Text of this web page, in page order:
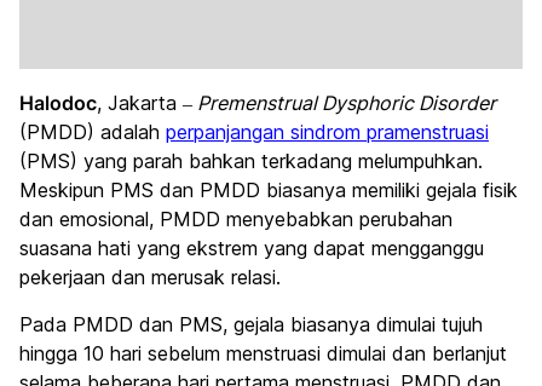
Halodoc, Jakarta – Premenstrual Dysphoric Disorder
(PMDD) adalah perpanjangan sindrom pramenstruasi
(PMS) yang parah bahkan terkadang melumpuhkan.
Meskipun PMS dan PMDD biasanya memiliki gejala fisik
dan emosional, PMDD menyebabkan perubahan
suasana hati yang ekstrem yang dapat mengganggu
pekerjaan dan merusak relasi.
Pada PMDD dan PMS, gejala biasanya dimulai tujuh
hingga 10 hari sebelum menstruasi dimulai dan berlanjut